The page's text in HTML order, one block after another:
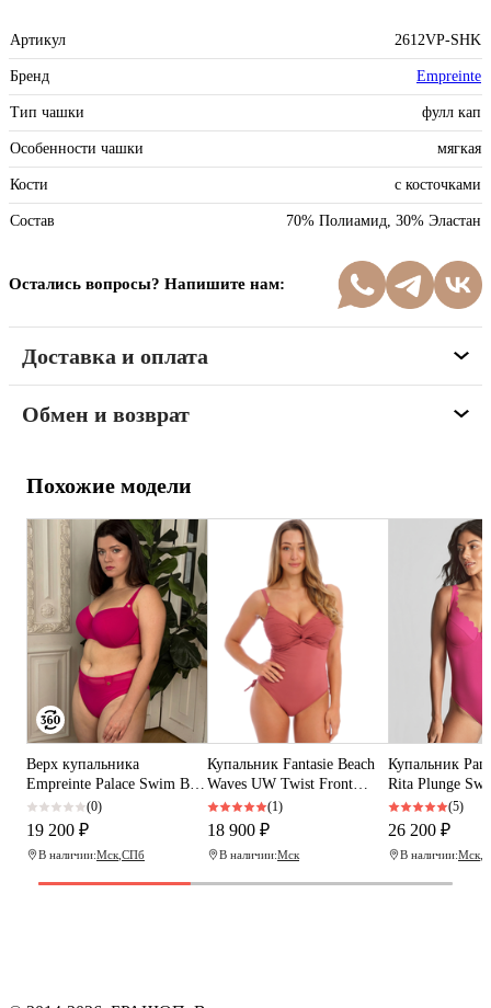
Артикул 2612VP-SHK
Бренд Empreinte
Тип чашки фулл кап
Особенности чашки мягкая
Кости с косточками
Состав 70% Полиамид, 30% Эластан
Остались вопросы? Напишите нам:
Доставка и оплата
Обмен и возврат
Похожие модели
Верх купальника
Empreinte Palace Swim Bra
(Shocking)(0)
19 200 ₽
В наличии:Мск СПб
Купальник Fantasie Beach
Waves UW Twist Front
Swimsuit (Persian Rose)
(1)
18 900 ₽
В наличии:Мск
Купальник
Rita Plunge
(Magenta)(5)
26 200 ₽
В наличии:Мск